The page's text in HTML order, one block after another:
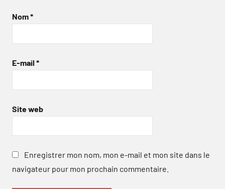
Nom*
E-mail *
Site web
Enregistrer mon nom, mon e-mail et mon site dans le
navigateur pour mon prochain commentaire.